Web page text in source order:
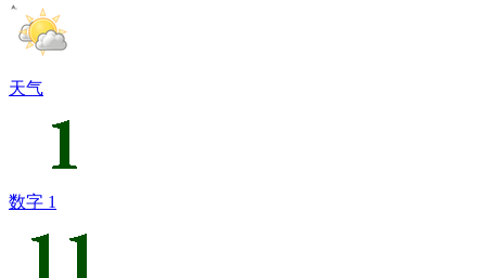
天气
数字 1